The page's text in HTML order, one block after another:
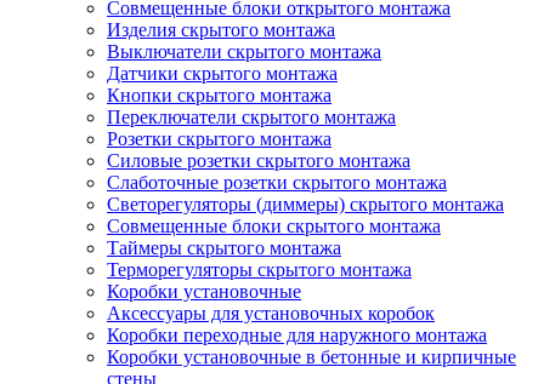
Совмещенные блоки открытого монтажа
Изделия скрытого монтажа
Выключатели скрытого монтажа
Датчики скрытого монтажа
Кнопки скрытого монтажа
Переключатели скрытого монтажа
Розетки скрытого монтажа
Силовые розетки скрытого монтажа
Слаботочные розетки скрытого монтажа
Светорегуляторы (диммеры) скрытого монтажа
Совмещенные блоки скрытого монтажа
Таймеры скрытого монтажа
Терморегуляторы скрытого монтажа
Коробки установочные
Аксессуары для установочных коробок
Коробки переходные для наружного монтажа
Коробки установочные в бетонные и кирпичные
стены